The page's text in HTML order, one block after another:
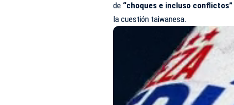
de “choques e incluso conflictos”
la cuestión taiwanesa.